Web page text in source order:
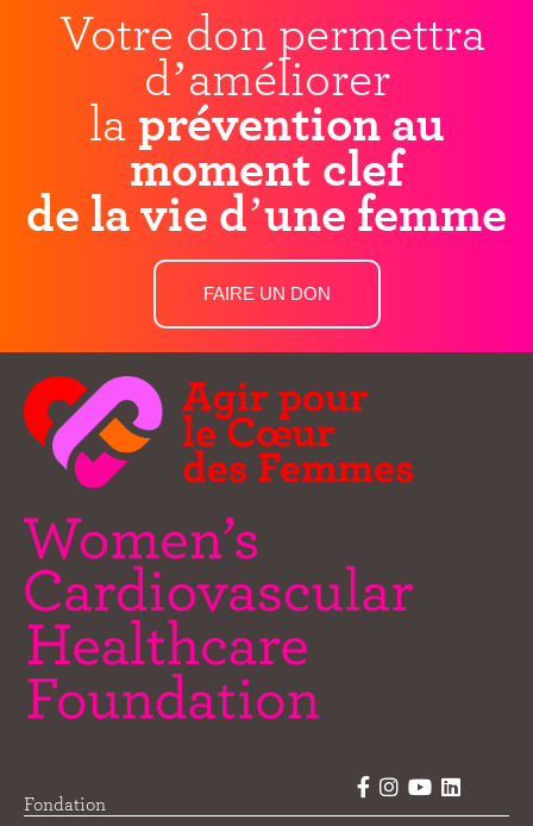
Votre don permettra
d’améliorer
la prévention au
moment clef
de la vie d’une femme
FAIRE UN DON
Fondation